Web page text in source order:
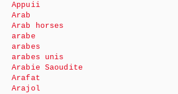
Appuii
Arab
Arab horses
arabe
arabes
arabes unis
Arabie Saoudite
Arafat
Arajol